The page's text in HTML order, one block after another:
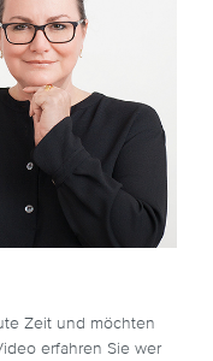
Zeit und möchten
erfahren Sie wer